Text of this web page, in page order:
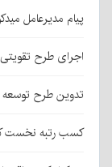
پیام مدیرعامل
اجرای طرح تقویتی «حامی»
تدوین طرح
کسب رتبه نخست